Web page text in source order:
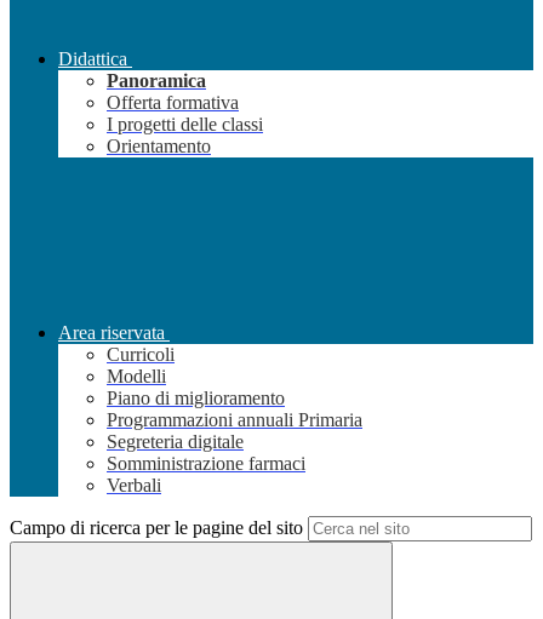
Didattica
Panoramica
Offerta formativa
I progetti delle classi
Orientamento
Area riservata
Curricoli
Modelli
Piano di miglioramento
Programmazioni annuali Primaria
Segreteria digitale
Somministrazione farmaci
Verbali
Campo di ricerca per le pagine del sito